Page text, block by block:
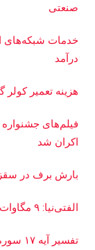
صنعتی
درآمد
هزینه تعمیر کولر
اکران شد
بارش برف در سقز
الفتی‌نیا: ۹ مگاوات برق جدید وارد مدار استان کرمانشاه می‌شود
تفسیر آیه ۱۷ سوره مبارکه انفال به زبان «آذری»